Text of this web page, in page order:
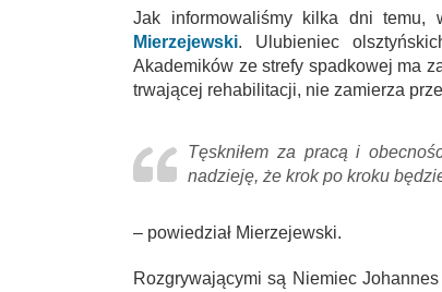
Jak informowaliśmy kilka dni temu,
Mierzejewski. Ulubieniec
Akademików ze strefy spadkowej ma
trwającej rehabilitacji, nie zamierza
Tęskniłem za pracą i
nadzieję, że krok po kroku
– powiedział Mierzejewski.
Rozgrywającymi są Niemiec